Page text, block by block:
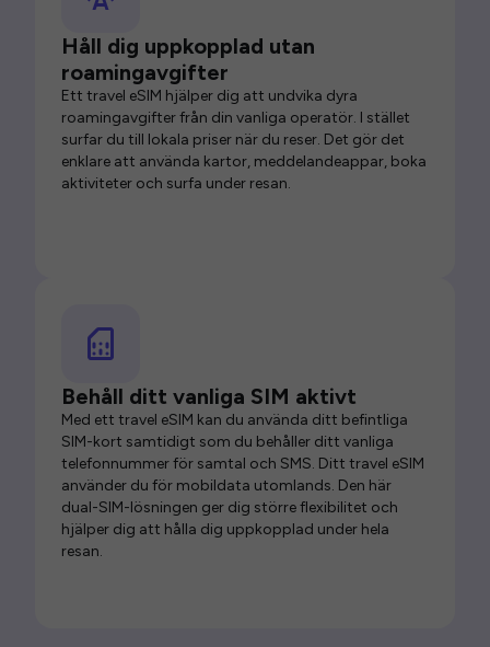
Håll dig uppkopplad utan
roamingavgifter
Ett travel eSIM hjälper dig att undvika dyra
roamingavgifter från din vanliga operatör. I stället
surfar du till lokala priser när du reser. Det gör det
enklare att använda kartor, meddelandeappar, boka
aktiviteter och surfa under resan.
Behåll ditt vanliga SIM aktivt
Med ett travel eSIM kan du använda ditt befintliga
SIM-kort samtidigt som du behåller ditt vanliga
telefonnummer för samtal och SMS. Ditt travel eSIM
använder du för mobildata utomlands. Den här
dual-SIM-lösningen ger dig större flexibilitet och
hjälper dig att hålla dig uppkopplad under hela
resan.